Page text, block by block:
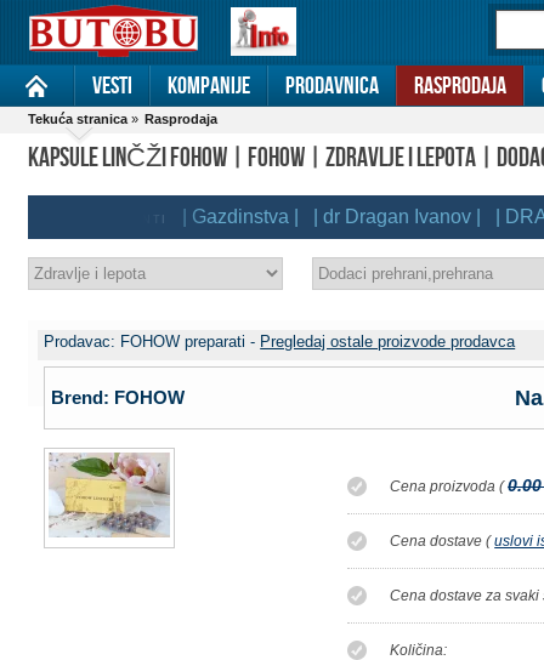
Vesti Kompanije Prodavnica Rasprodaja
Tekuća stranica » Rasprodaja
KAPSULE LINČŽI FOHOW | FOHOW | ZDRAVLJE I LEPOTA |
| Gazdinstva | | dr Dragan Ivanov | |
Prodavac: FOHOW preparati - Pregledaj ostale proizvode prodavca
Brend: FOHOW
Cena proizvoda (
Cena dostave (uslovi
Cena dostave za
Količina: